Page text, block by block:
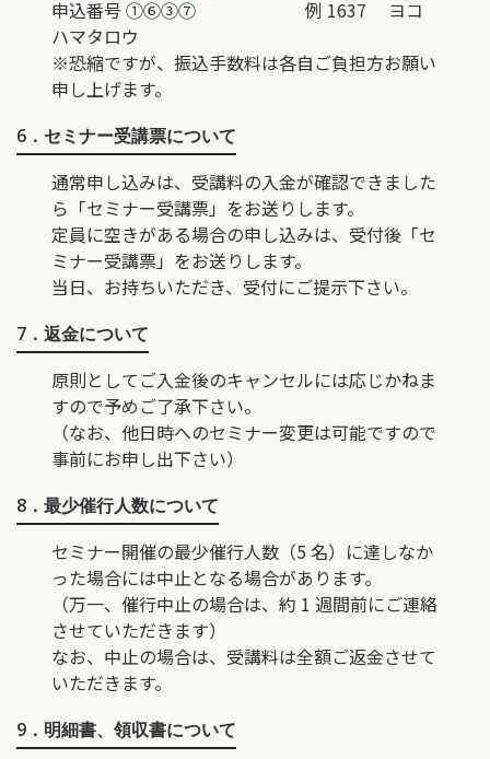
申込番号 ①⑥③⑦ 例 1637 ヨコ
ハマタロウ
※恐縮ですが、振込手数料は各自ご負担方お願い
申し上げます。
6．セミナー受講票について
通常申し込みは、受講料の入金が確認できました
ら「セミナー受講票」をお送りします。
定員に空きがある場合の申し込みは、受付後「セ
ミナー受講票」をお送りします。
当日、お持ちいただき、受付にご提示下さい。
7．返金について
原則としてご入金後のキャンセルには応じかねま
すので予めご了承下さい。
（なお、他日時へのセミナー変更は可能ですので
事前にお申し出下さい）
8．最少催行人数について
セミナー開催の最少催行人数（5 名）に達しなか
った場合には中止となる場合があります。
（万一、催行中止の場合は、約 1 週間前にご連絡
させていただきます）
なお、中止の場合は、受講料は全額ご返金させて
いただきます。
9．明細書、領収書について